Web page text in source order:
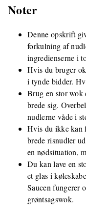
Noter
Denne opskrift
forkulning af
ingredienserne i
Hvis du bruger
i tynde bidder.
Brug en stor wok
brede sig.
nudlerne våde i
Hvis du ikke kan
brede risnudler
en nødsituation,
Du kan lave en
et glas i
Saucen fungerer
grøntsagswok.